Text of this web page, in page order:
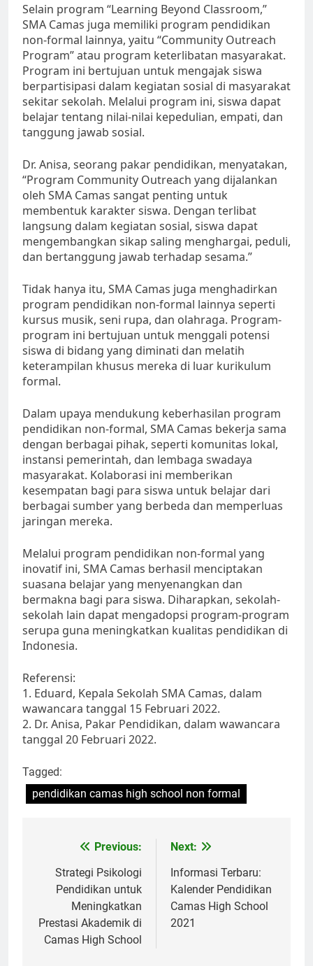
Selain program “Learning Beyond Classroom,”
SMA Camas juga memiliki program pendidikan
non-formal lainnya, yaitu “Community Outreach
Program” atau program keterlibatan masyarakat.
Program ini bertujuan untuk mengajak siswa
berpartisipasi dalam kegiatan sosial di masyarakat
sekitar sekolah. Melalui program ini, siswa dapat
belajar tentang nilai-nilai kepedulian, empati, dan
tanggung jawab sosial.
Dr. Anisa, seorang pakar pendidikan, menyatakan,
“Program Community Outreach yang dijalankan
oleh SMA Camas sangat penting untuk
membentuk karakter siswa. Dengan terlibat
langsung dalam kegiatan sosial, siswa dapat
mengembangkan sikap saling menghargai, peduli,
dan bertanggung jawab terhadap sesama.”
Tidak hanya itu, SMA Camas juga menghadirkan
program pendidikan non-formal lainnya seperti
kursus musik, seni rupa, dan olahraga. Program-
program ini bertujuan untuk menggali potensi
siswa di bidang yang diminati dan melatih
keterampilan khusus mereka di luar kurikulum
formal.
Dalam upaya mendukung keberhasilan program
pendidikan non-formal, SMA Camas bekerja sama
dengan berbagai pihak, seperti komunitas lokal,
instansi pemerintah, dan lembaga swadaya
masyarakat. Kolaborasi ini memberikan
kesempatan bagi para siswa untuk belajar dari
berbagai sumber yang berbeda dan memperluas
jaringan mereka.
Melalui program pendidikan non-formal yang
inovatif ini, SMA Camas berhasil menciptakan
suasana belajar yang menyenangkan dan
bermakna bagi para siswa. Diharapkan, sekolah-
sekolah lain dapat mengadopsi program-program
serupa guna meningkatkan kualitas pendidikan di
Indonesia.
Referensi:
1. Eduard, Kepala Sekolah SMA Camas, dalam
wawancara tanggal 15 Februari 2022.
2. Dr. Anisa, Pakar Pendidikan, dalam wawancara
tanggal 20 Februari 2022.
Tagged:
pendidikan camas high school non formal
Navigasi
pos
Previous:
Strategi Psikologi
Pendidikan untuk
Meningkatkan
Prestasi Akademik di
Camas High School
Next:
Informasi Terbaru:
Kalender Pendidikan
Camas High School
2021